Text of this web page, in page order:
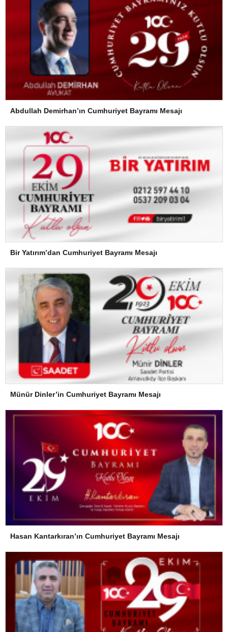
Abdullah Demirhan’ın Cumhuriyet Bayramı Mesajı
Bir Yatırım’dan Cumhuriyet Bayramı Mesajı
Münür Dinler’in Cumhuriyet Bayramı Mesajı
Hasan Kantarkıran’ın Cumhuriyet Bayramı Mesajı